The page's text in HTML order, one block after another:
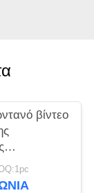
βίντεο
bodycam